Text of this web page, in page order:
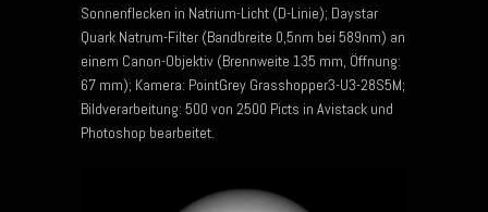
Sonnenflecken in Natrium-Licht (D-Linie); Daystar
Quark Natrum-Filter (Bandbreite 0,5nm bei 589nm) an
einem Canon-Objektiv (Brennweite 135 mm, Öffnung:
67 mm); Kamera: PointGrey Grasshopper3-U3-28S5M;
Bildverarbeitung: 500 von 2500 Picts in Avistack und
Photoshop bearbeitet.